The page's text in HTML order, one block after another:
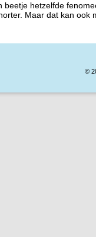
beetje hetzelfde
Maar dat kan ook
©